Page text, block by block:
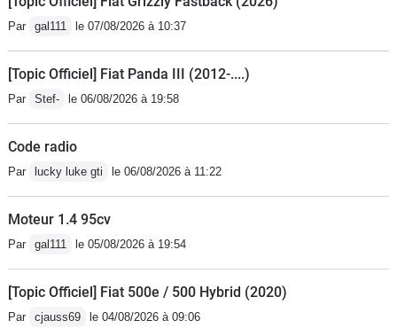
Par gal111 le 07/08/2026 à 10:37
[Topic Officiel] Fiat Panda III (2012-....)
Par Stef- le 06/08/2026 à 19:58
Code radio
Par lucky luke gti le 06/08/2026 à 11:22
Moteur 1.4 95cv
Par gal111 le 05/08/2026 à 19:54
[Topic Officiel] Fiat 500e / 500 Hybrid (2020)
Par cjauss69 le 04/08/2026 à 09:06